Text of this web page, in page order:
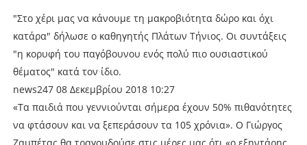
"Στο χέρι μας να κάνουμε τη μακροβιότητα δώρο και όχι
κατάρα" δήλωσε ο καθηγητής Πλάτων Τήνιος. Οι συντάξεις
"η κορυφή του παγόβουνου ενός πολύ πιο ουσιαστικού
θέματος" κατά τον ίδιο.
news247 08 Δεκεμβρίου 2018 10:27
«Τα παιδιά που γεννιούνται σήμερα έχουν 50% πιθανότητες
να φτάσουν και να ξεπεράσουν τα 105 χρόνια». Ο Γιώργος